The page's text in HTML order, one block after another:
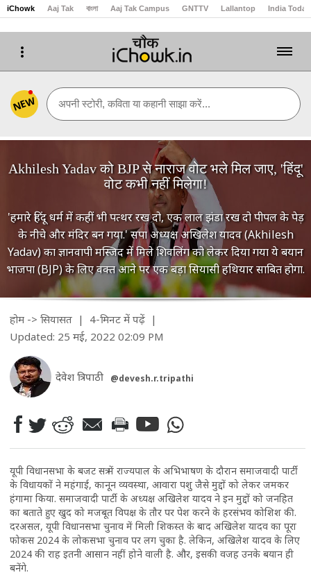
iChowk Aaj Tak বাংলা Aaj Tak Campus GNTTV Lallantop India Today
NEW अपनी स्टोरी, कविता या कहानी साझा करें...
Akhilesh Yadav को BJP से नाराज वोट भले मिल जाए, 'हिंदू'
वोट कभी नहीं मिलेगा!
'हमारे हिंदू धर्म में कहीं भी पत्थर रख दो, एक लाल झंडा रख दो पीपल के पेड़
के नीचे और मंदिर बन गया.' सपा अध्यक्ष अखिलेश यादव (Akhilesh
Yadav) का ज्ञानवापी मस्जिद में मिले शिवलिंग को लेकर दिया गया ये बयान
भाजपा (BJP) के लिए वक्त आने पर एक बड़ा सियासी हथियार साबित होगा.
होम-> सियासत | 4-मिनट में पढ़ें |
Updated: 25 मई, 2022 02:09 PM
देवेश त्रिपाठी @devesh.r.tripathi
यूपी विधानसभा के बजट सत्र में राज्यपाल के अभिभाषण के दौरान समाजवादी पार्टी
के विधायकों ने महंगाई, कानून व्यवस्था, आवारा पशु जैसे मुद्दों को लेकर जमकर
हंगामा किया. समाजवादी पार्टी के अध्यक्ष अखिलेश यादव ने इन मुद्दों को जनहित
का बताते हुए खुद को मजबूत विपक्ष के तौर पर पेश करने के हरसंभव कोशिश की.
दरअसल, यूपी विधानसभा चुनाव में मिली शिकस्त के बाद अखिलेश यादव का पूरा
फोकस 2024 के लोकसभा चुनाव पर लग चुका है. लेकिन, अखिलेश यादव के लिए
2024 की राह इतनी आसान नहीं होने वाली है. और, इसकी वजह उनके बयान ही
बनेंगे.